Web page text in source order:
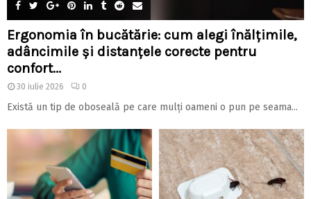
Ergonomia în bucătărie: cum alegi înălțimile,
adâncimile și distanțele corecte pentru
confort...
30 iulie 2026 0
Există un tip de oboseală pe care mulți oameni o pun pe seama...